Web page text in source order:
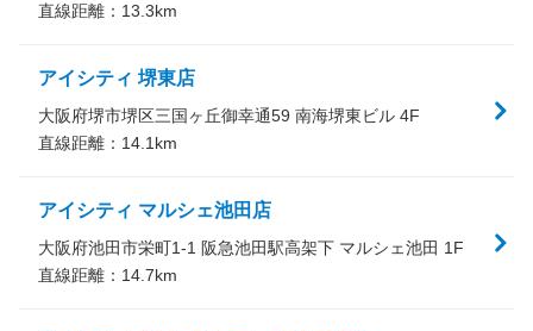
直線距離： 13.3km
アイシティ 堺東店
大阪府堺市堺区三国ヶ丘御幸通59 南海堺東ビル 4F
直線距離： 14.1 km
アイシティ マルシェ池田店
大阪府池田市栄町1-1 阪急池田駅高架下 マルシェ池田 1F
直線距離： 14.7km